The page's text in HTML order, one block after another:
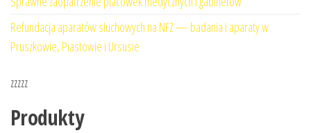
Refundacja aparatów słuchowych na NFZ — badania i aparaty w
Pruszkowie, Piastowie i Ursusie
zzzzz
Produkty